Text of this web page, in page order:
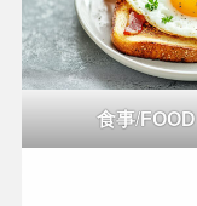
食事/FOOD